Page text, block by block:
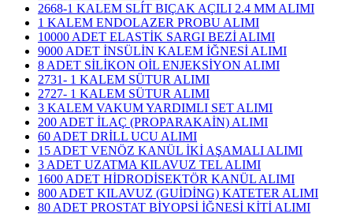
2668-1 KALEM SLÍT BIÇAK AÇILI 2.4 MM ALIMI
1 KALEM ENDOLAZER PROBU ALIMI
10000 ADET ELASTİK SARGI BEZİ ALIMI
9000 ADET İNSÜLİN KALEM İĞNESİ ALIMI
8 ADET SİLİKON OİL ENJEKSİYON ALIMI
2731- 1 KALEM SÜTUR ALIMI
2727- 1 KALEM SÜTUR ALIMI
3 KALEM VAKUM YARDIMLI SET ALIMI
200 ADET İLAÇ (PROPARAKAİN) ALIMI
60 ADET DRİLL UCU ALIMI
15 ADET VENÖZ KANÜL İKİ AŞAMALI ALIMI
3 ADET UZATMA KILAVUZ TEL ALIMI
1600 ADET HİDRODİSEKTÖR KANÜL ALIMI
800 ADET KILAVUZ (GUİDİNG) KATETER ALIMI
80 ADET PROSTAT BİYOPSİ İĞNESİ KİTİ ALIMI